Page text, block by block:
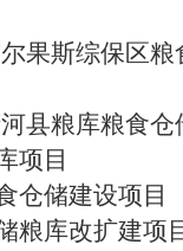
果斯综保区
县粮库粮食仓
项目
仓储建设项目
粮库改扩建项